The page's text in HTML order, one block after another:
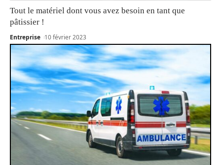
Tout le matériel dont vous avez besoin en tant que
pâtissier !
Entreprise 10 février 2023